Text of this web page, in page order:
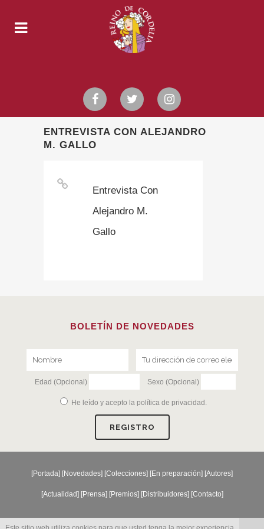
ENTREVISTA CON ALEJANDRO
M. GALLO
Entrevista Con
Alejandro M.
Gallo
BOLETÍN DE NOVEDADES
Edad (Opcional) Sexo (Opcional)
He leído y acepto la política de privacidad .
[Portada] [Novedades] [Colecciones] [En preparación] [Autores]
[Actualidad] [Prensa] [Premios] [Distribuidores] [Contacto]